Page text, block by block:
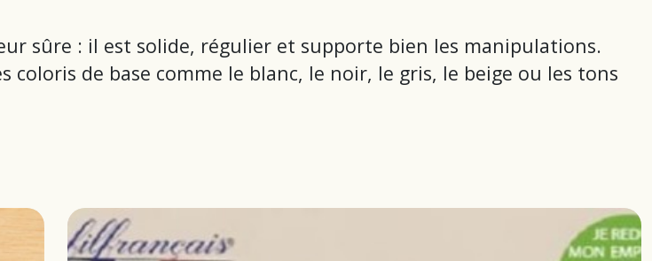
sûre : il est solide, régulier et supporte bien les manipulations.
de base comme le blanc, le noir, le gris, le beige ou les tons